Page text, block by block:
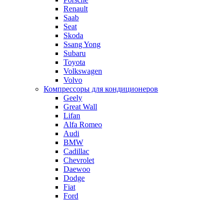
Renault
Saab
Seat
Skoda
Ssang Yong
Subaru
Toyota
Volkswagen
Volvo
Компрессоры для кондиционеров
Geely
Great Wall
Lifan
Alfa Romeo
Audi
BMW
Cadillac
Chevrolet
Daewoo
Dodge
Fiat
Ford